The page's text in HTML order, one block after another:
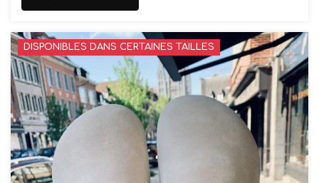
DISPONIBLES DANS CERTAINES TAILLES